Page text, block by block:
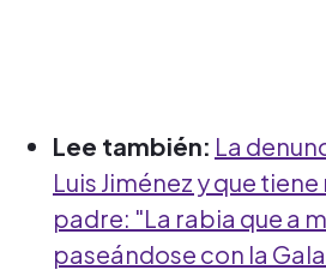
Lee también: La
Luis Jiménez y que
padre: "La rabia que a
paseándose con la